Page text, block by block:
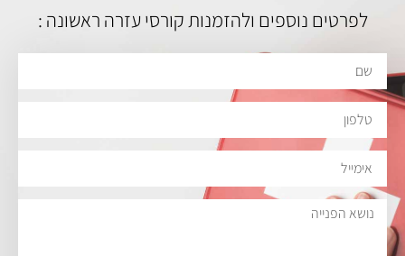
לפרטים נוספים ולהזמנות קורסי עזרה ראשונה :